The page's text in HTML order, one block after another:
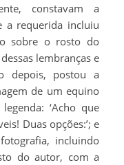
constavam a
a requerida incluiu
sobre o rosto do
lembranças e
depois, postou a
de um equino
‘Acho que
Duas opções:’; e
incluindo
do autor, com a